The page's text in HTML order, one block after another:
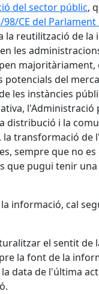
del sector públic,
98/CE del
la reutilització de la
les
majoritàriament,
potencials del
les instàncies
l'Administració
distribució i la
la transformació de
sempre que no
que pugui tenir
informació, cal
el sentit de
la font de la
data de l'última